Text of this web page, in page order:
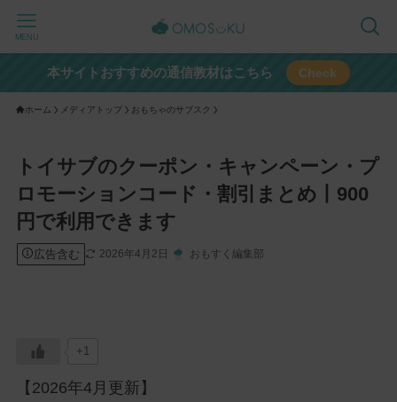
MENU
本サイトおすすめの通信教材はこちら Check
ホーム メディアトップ おもちゃのサブスク
トイサブのクーポン・キャンペーン・プ
ロモーションコード・割引まとめ丨900
円で利用できます
広告含む 2026年4月2日 おもすく編集部
+1
【2026年4月更新】